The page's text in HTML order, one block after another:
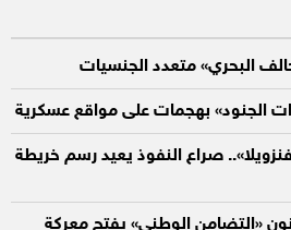
البحري» متعدد الجنسيات
الجنود» بهجمات على مواقع عسكرية
صراع النفوذ يعيد رسم خريطة
«التضامن الوطني» يفتح معركة